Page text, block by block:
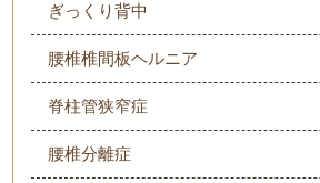
ぎっくり背中
腰椎椎間板ヘルニア
脊柱管狭窄症
腰椎分離症